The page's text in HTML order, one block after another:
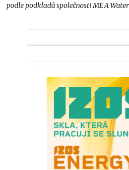
podle podkladů společnosti MEA